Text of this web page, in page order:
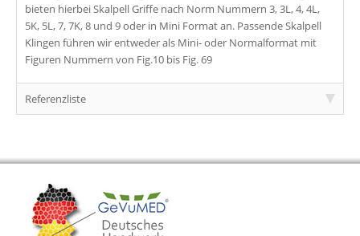
bieten hierbeiSkalpell Griffe nach Norm Nummern 3, 3L, 4, 4L,
5K, 5L, 7, 7K, 8 und 9 oder in Mini Formatan. PassendeSkalpell
Klingen führen wir entweder als Mini- oder Normalformat mit
Figuren Nummern von Fig.10 bis Fig. 69
Referenzliste